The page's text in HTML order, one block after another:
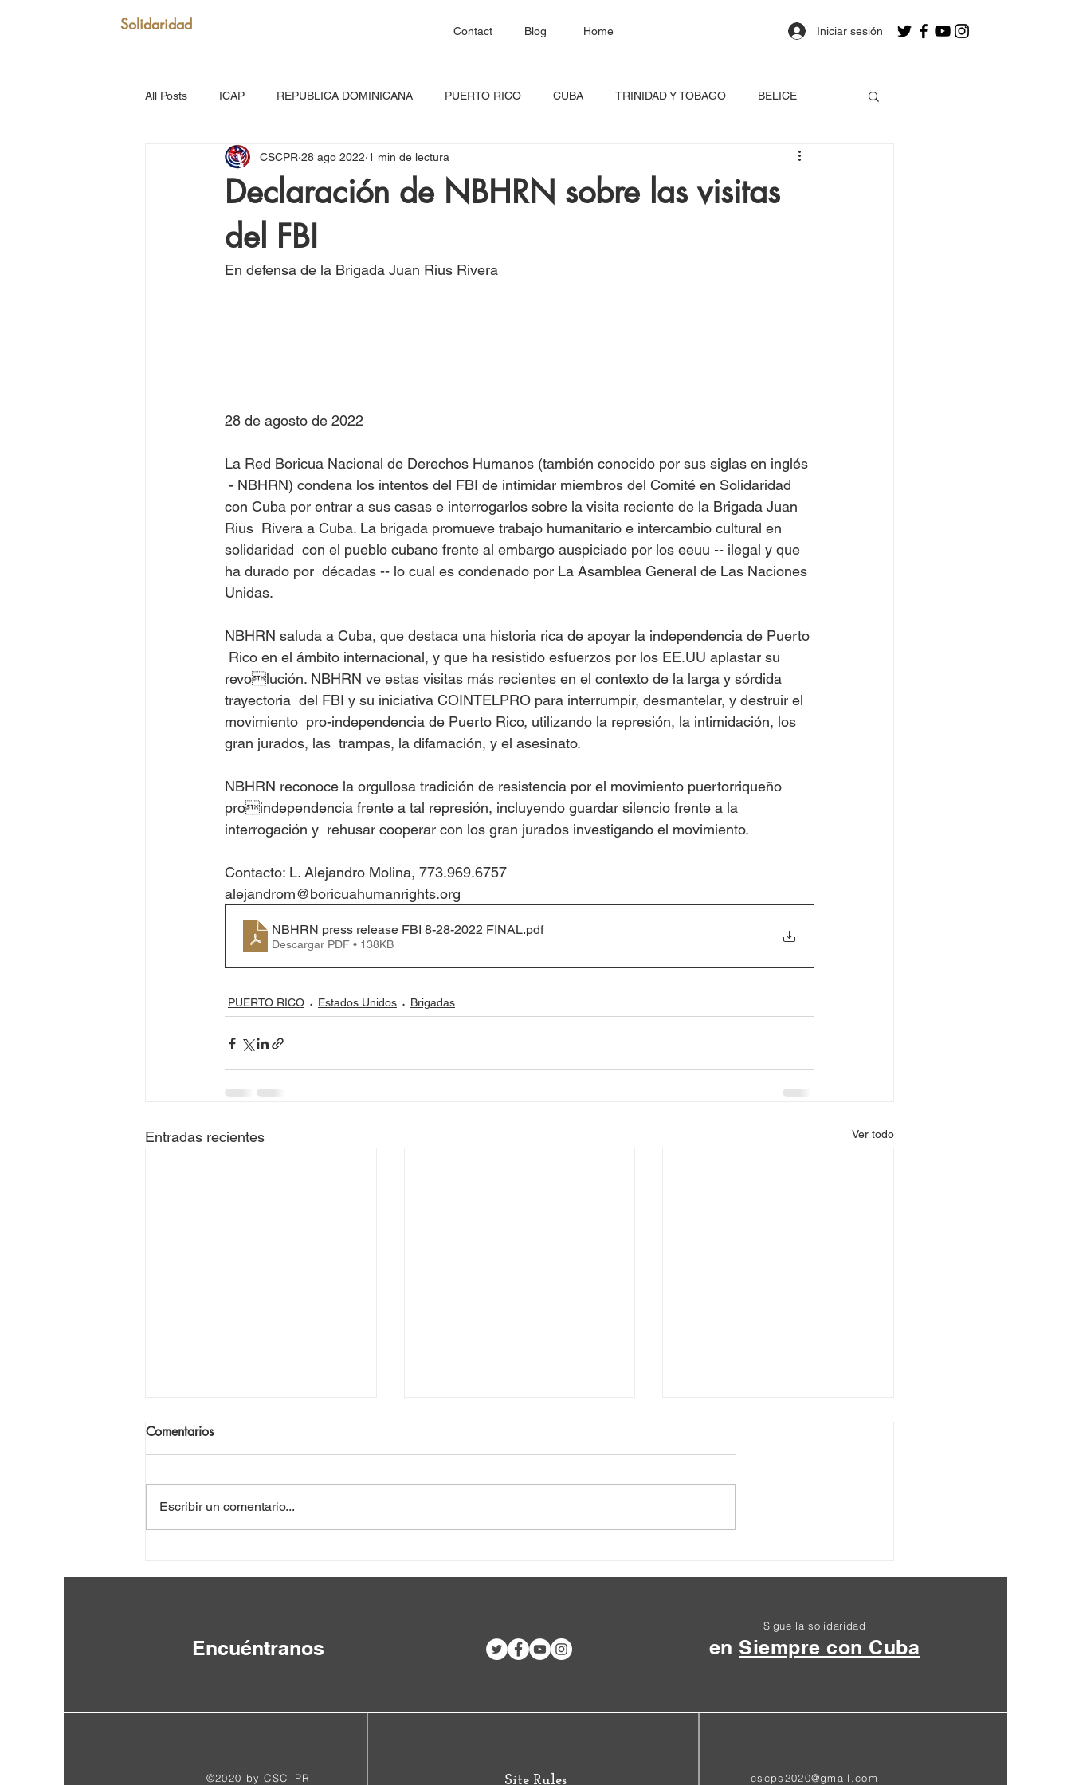
Solidaridad Home
Blog
Contact Iniciar sesión
All Posts ICAP REPUBLICA DOMINICANA PUERTO RICO CUBA TRINIDAD Y TOBAGO BELICE
SAN VICENTE Y GRANADINAS HAITÍ SANTA LUCÍA
VENEZUELA
Juegos Olímpicos Tokio 2020 Islas del Caribe
Declaración de NBHRN sobre las visitas
del FBI
CSCPR 28 ago 2022 1 min de lectura
En defensa de la Brigada Juan Rius Rivera
28 de agosto de 2022
La Red Boricua Nacional de Derechos Humanos (también conocido por sus siglas en inglés
- NBHRN) condena los intentos del FBI de intimidar miembros del Comité en Solidaridad
con Cuba por entrar a sus casas e interrogarlos sobre la visita reciente de la Brigada Juan
Rius  Rivera a Cuba. La brigada promueve trabajo humanitario e intercambio cultural en
solidaridad  con el pueblo cubano frente al embargo auspiciado por los eeuu -- ilegal y que
ha durado por  décadas -- lo cual es condenado por La Asamblea General de Las Naciones
Unidas.
NBHRN saluda a Cuba, que destaca una historia rica de apoyar la independencia de Puerto
Rico en el ámbito internacional, y que ha resistido esfuerzos por los EE.UU aplastar su
revolución. NBHRN ve estas visitas más recientes en el contexto de la larga y sórdida
trayectoria  del FBI y su iniciativa COINTELPRO para interrumpir, desmantelar, y destruir el
movimiento  pro-independencia de Puerto Rico, utilizando la represión, la intimidación, los
gran jurados, las  trampas, la difamación, y el asesinato.
NBHRN reconoce la orgullosa tradición de resistencia por el movimiento puertorriqueño
proindependencia frente a tal represión, incluyendo guardar silencio frente a la
interrogación y  rehusar cooperar con los gran jurados investigando el movimiento.
Contacto: L. Alejandro Molina, 773.969.6757
alejandrom@boricuahumanrights.org
NBHRN press release FBI 8-28-2022 FINAL.pdf
Descargar PDF • 138KB
PUERTO RICO Estados Unidos Brigadas
Entradas recientes Ver todo
rescatado del olvido [de Haití]
rechazan intervención militar
por la Paz y la Abolición de
Comentarios
Escribir un comentario...
Sigue la solidaridad
Encuéntranos en Siempre con Cuba
©2020 by CSC_PR Site Rules cscps2020@gmail.com